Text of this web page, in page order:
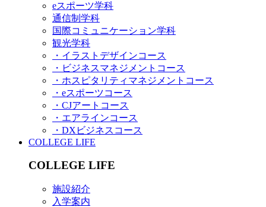
eスポーツ学科
通信制学科
国際コミュニケーション学科
観光学科
・イラストデザインコース
・ビジネスマネジメントコース
・ホスピタリティマネジメントコース
・eスポーツコース
・CJアートコース
・エアラインコース
・DXビジネスコース
COLLEGE LIFE
COLLEGE LIFE
施設紹介
入学案内